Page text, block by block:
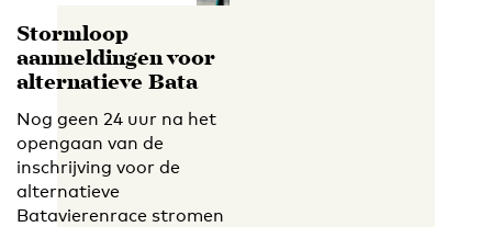
Stormloop
aanmeldingen voor
alternatieve Bata
Nog geen 24 uur na het
opengaan van de
inschrijving voor de
alternatieve
Batavierenrace stromen